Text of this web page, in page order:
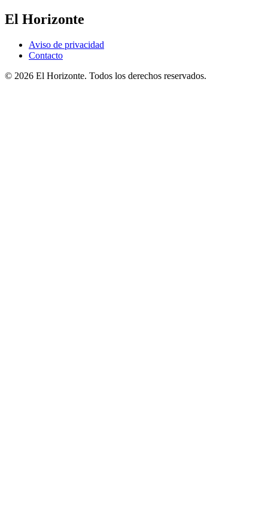
El Horizonte
Aviso de privacidad
Contacto
© 2026 El Horizonte. Todos los derechos reservados.